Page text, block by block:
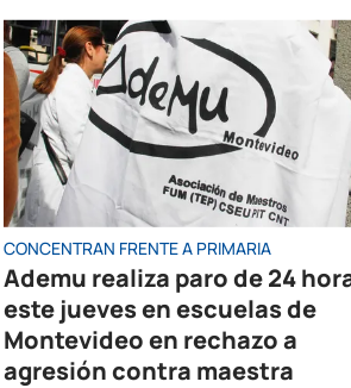
CONCENTRAN FRENTE A PRIMARIA
Ademu realiza paro de 24
este jueves en escuelas de
Montevideo en rechazo a
agresión contra maestra